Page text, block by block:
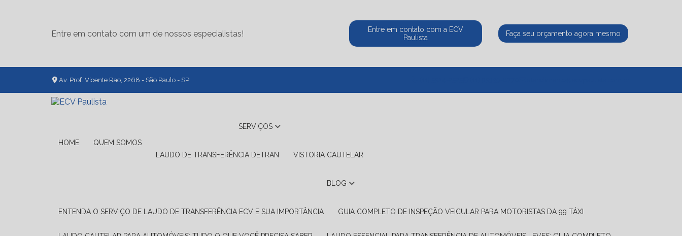
Entre em contato com um de nossos especialistas!
Entre em contato com a ECV
Paulista
Faça seu orçamento agora mesmo
Av. Prof. Vicente Rao, 2268 - São Paulo - SP
HOME QUEM SOMOS
SERVIÇOS
LAUDO DE TRANSFERÊNCIA DETRAN VISTORIA CAUTELAR
BLOG
ENTENDA O SERVIÇO DE LAUDO DE TRANSFERÊNCIA ECV E SUA IMPORTÂNCIA GUIA COMPLETO DE INSPEÇÃO VEICULAR PARA MOTORISTAS DA 99 TÁXI